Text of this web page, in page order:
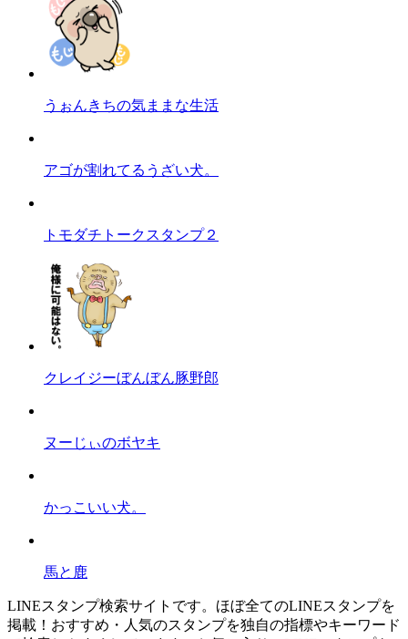
うぉんきちの気ままな生活
アゴが割れてるうざい犬。
トモダチトークスタンプ２
クレイジーぼんぼん豚野郎
ヌーじぃのボヤキ
かっこいい犬。
馬と鹿
LINEスタンプ検索サイトです。ほぼ全てのLINEスタンプを
掲載！おすすめ・人気のスタンプを独自の指標やキーワード